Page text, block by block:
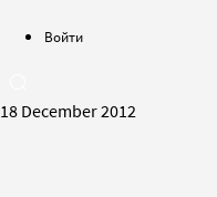
Войти
18 December 2012